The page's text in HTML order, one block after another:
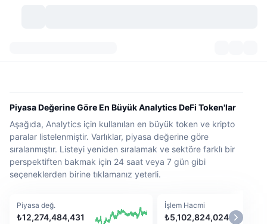
Kategoriler
Geçmiş Anlık Görüntüler
Yield
Piyasaya Bakış
Spot Piyasa
Bitcoin Hazineleri
Sinyaller New
Popüler
Yükselenler
Borsa
Merkezi Borsalar
Türevler
Topluluk
Başlıklar
API
Ürünler
Piyasa Değerine Göre En Büyük Analytics DeFi Token'lar
Aşağıda, Analytics için kullanılan en büyük token ve kripto
paralar listelenmiştir. Varlıklar, piyasa değerine göre
sıralanmıştır. Listeyi yeniden sıralamak ve sektöre farklı bir
perspektiften bakmak için 24 saat veya 7 gün gibi
seçeneklerden birine tıklamanız yeterli.
Piyasa değ.
₺12,274,484,431
İşlem Hacmi
₺5,102,824,024